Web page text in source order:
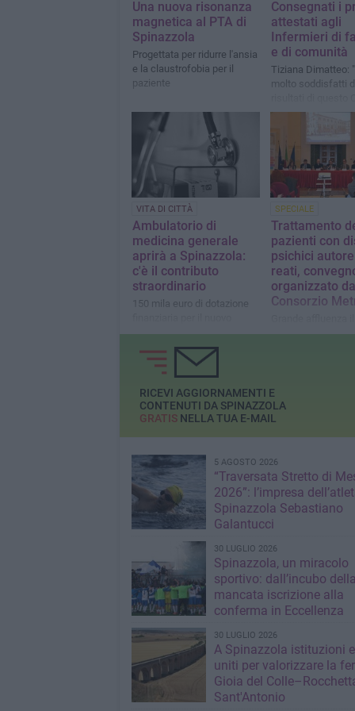
Una nuova risonanza
magnetica al PTA di
Spinazzola
Progettata per ridurre l'ansia
e la claustrofobia per il
paziente
Consegnati i
attestati agli
Infermieri di
e di comunità
Tiziana Dimatteo:
molto soddisfatti
VITA DI CITTÀ
Ambulatorio di
medicina generale
aprirà a Spinazzola:
c'è il contributo
straordinario
150 mila euro di dotazione
servizio
SPECIALE
Trattamento
pazienti con
psichici
reati,
organizzato dal
Consorzio
marzo, presso
RICEVI AGGIORNAMENTI E
CONTENUTI DA SPINAZZOLA
GRATISNELLA TUA E-MAIL
5 AGOSTO 2026
“Traversata Stretto di
2026”: l’impresa
Spinazzola Sebastiano
Galantucci
30 LUGLIO 2026
Spinazzola, un miracolo
sportivo: dall’incubo della
mancata iscrizione alla
conferma in Eccellenza
30 LUGLIO 2026
A Spinazzola istituzioni
uniti per valorizzare la
Gioia del
Sant'Antonio